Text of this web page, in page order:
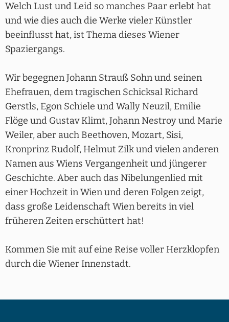
Welch Lust und Leid so manches Paar erlebt hat
und wie dies auch die Werke vieler Künstler
beeinflusst hat, ist Thema dieses Wiener
Spaziergangs.
Wir begegnen Johann Strauß Sohn und seinen
Ehefrauen, dem tragischen Schicksal Richard
Gerstls, Egon Schiele und Wally Neuzil, Emilie
Flöge und Gustav Klimt, Johann Nestroy und Marie
Weiler, aber auch Beethoven, Mozart, Sisi,
Kronprinz Rudolf, Helmut Zilk und vielen anderen
Namen aus Wiens Vergangenheit und jüngerer
Geschichte. Aber auch das Nibelungenlied mit
einer Hochzeit in Wien und deren Folgen zeigt,
dass große Leidenschaft Wien bereits in viel
früheren Zeiten erschüttert hat!
Kommen Sie mit auf eine Reise voller Herzklopfen
durch die Wiener Innenstadt.